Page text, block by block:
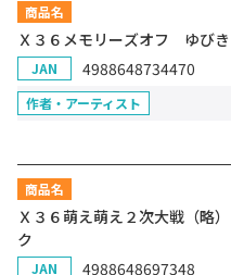
商品名
Ｘ３６メモリーズオフ ゆび
JAN 4988648734470
作者・アーティスト
商品名
Ｘ３６萌え萌え２次大戦（略
ク
JAN 4988648697348